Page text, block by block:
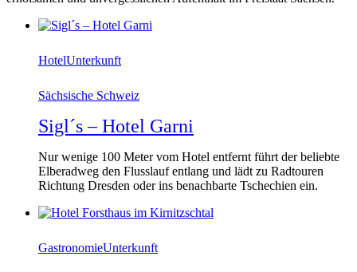
HotelUnterkunft
Sächsische Schweiz
Sigl´s – Hotel Garni
Nur wenige 100 Meter vom Hotel entfernt führt der beliebte
Elberadweg den Flusslauf entlang und lädt zu Radtouren
Richtung Dresden oder ins benachbarte Tschechien ein.
GastronomieUnterkunft